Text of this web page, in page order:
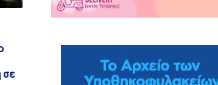
σε